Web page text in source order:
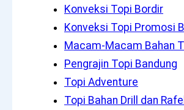
Konveksi Topi Bordir
Konveksi Topi Promosi
Macam-Macam Bahan
Pengrajin Topi Bandung
Topi Adventure
Topi Bahan Drill dan Rafel